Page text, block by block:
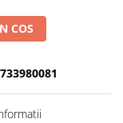
COS